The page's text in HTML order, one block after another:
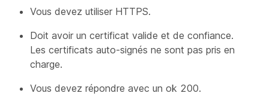
Vous devez utiliser HTTPS.
Doit avoir un certificat valide et de confiance.
Les certificats auto-signés ne sont pas pris en
charge.
Vous devez répondre avec un ok 200.